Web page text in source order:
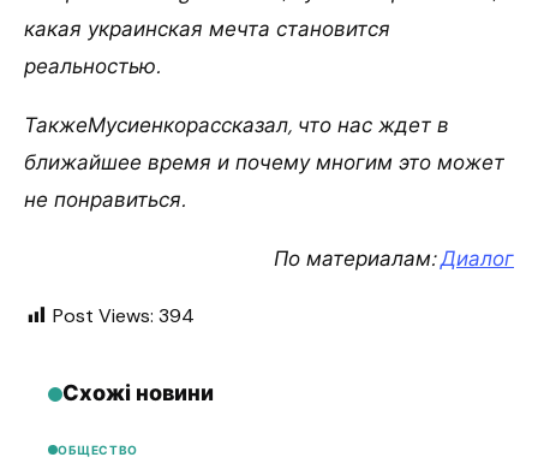
какая украинская мечта становится
реальностью.
ТакжеМусиенкорассказал, что нас ждет в
ближайшее время и почему многим это может
не понравиться.
По материалам:Диалог
Post Views: 394
Схожі новини
ОБЩЕСТВО